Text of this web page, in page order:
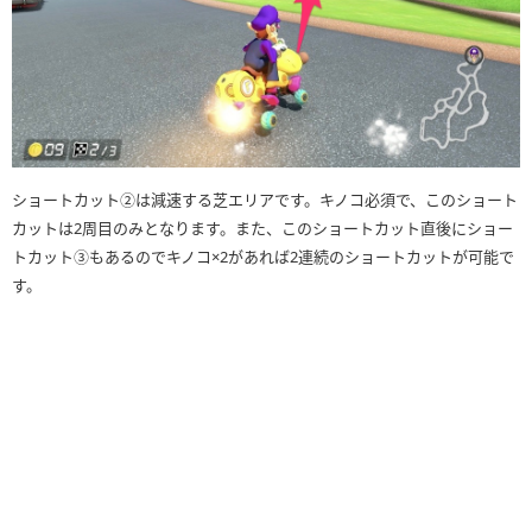
ショートカット②は減速する芝エリアです。キノコ必須で、このショート
カットは2周目のみとなります。また、このショートカット直後にショー
トカット③もあるのでキノコ×2があれば2連続のショートカットが可能で
す。